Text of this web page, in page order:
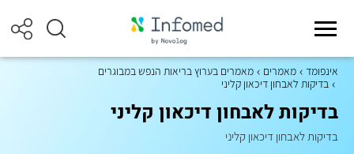
אינפומד מאמרים
מאמרים בערוץ בריאות הנפש במבוגרים
בדיקות לאבחון דיכאון קליני
בדיקות לאבחון דיכאון קליני
בדיקות לאבחון דיכאון קליני